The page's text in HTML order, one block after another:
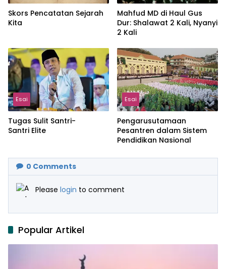
Skors Pencatatan Sejarah
Kita
Mahfud MD di Haul Gus
Dur: Shalawat 2 Kali, Nyanyi
2 Kali
Esai
Tugas Sulit Santri-
Santri Elite
Esai
Pengarusutamaan
Pesantren dalam Sistem
Pendidikan Nasional
0 Comments
Please login to comment
Popular Artikel